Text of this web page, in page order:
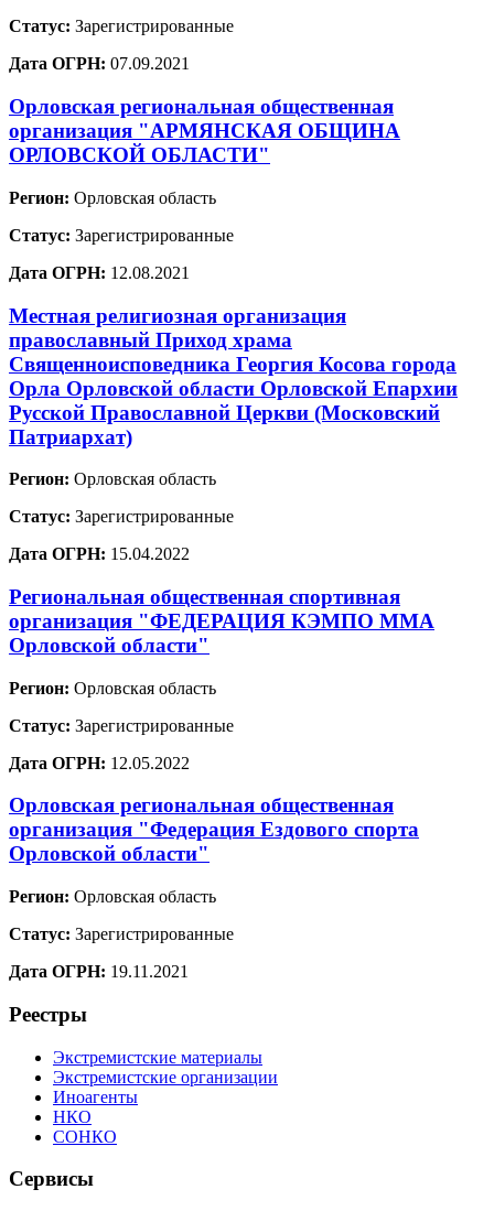
Статус: Зарегистрированные
Дата ОГРН: 07.09.2021
Орловская региональная общественная
организация "АРМЯНСКАЯ ОБЩИНА
ОРЛОВСКОЙ ОБЛАСТИ"
Регион: Орловская область
Статус: Зарегистрированные
Дата ОГРН: 12.08.2021
Местная религиозная организация
православный Приход храма
Священноисповедника Георгия Косова города
Орла Орловской области Орловской Епархии
Русской Православной Церкви (Московский
Патриархат)
Регион: Орловская область
Статус: Зарегистрированные
Дата ОГРН: 15.04.2022
Региональная общественная спортивная
организация "ФЕДЕРАЦИЯ КЭМПО ММА
Орловской области"
Регион: Орловская область
Статус: Зарегистрированные
Дата ОГРН: 12.05.2022
Орловская региональная общественная
организация "Федерация Ездового спорта
Орловской области"
Регион: Орловская область
Статус: Зарегистрированные
Дата ОГРН: 19.11.2021
Реестры
Экстремистские материалы
Экстремистские организации
Иноагенты
НКО
СОНКО
Сервисы